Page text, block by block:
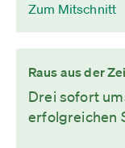
Zum Mitschnitt
Raus aus der
Drei sofort
erfolgreichen